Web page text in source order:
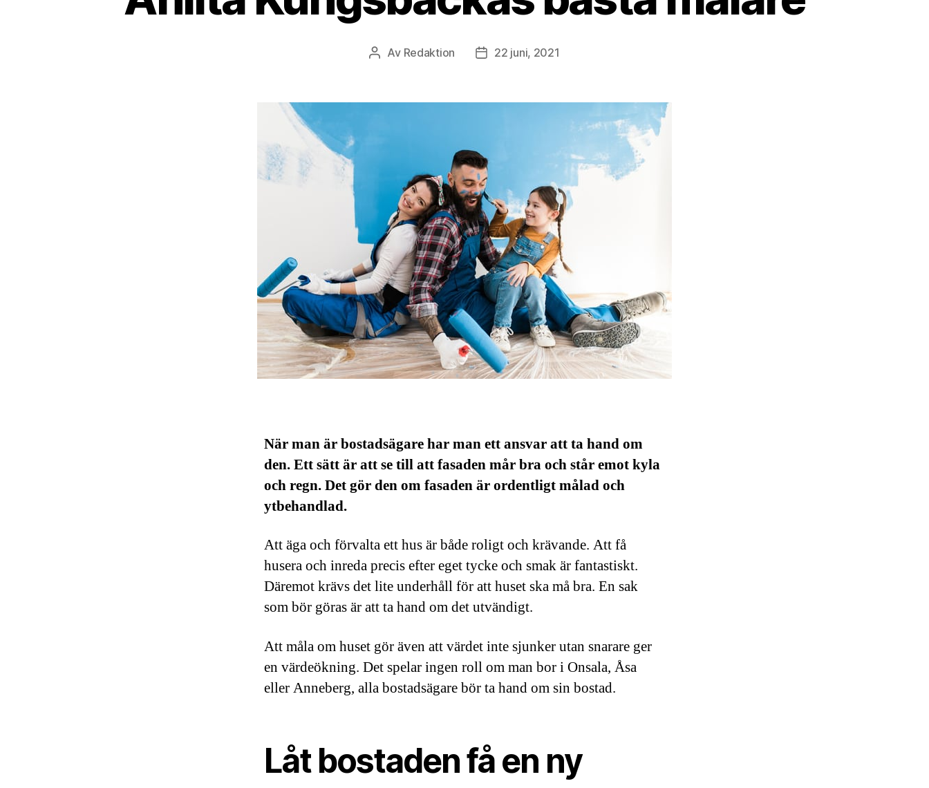
Inläggsförfattare
Av Redaktion Inläggsdatum
22 juni, 2021
När man är bostadsägare har man ett ansvar att ta hand om
den. Ett sätt är att se till att fasaden mår bra och står emot kyla
och regn. Det gör den om fasaden är ordentligt målad och
ytbehandlad.
Att äga och förvalta ett hus är både roligt och krävande. Att få
husera och inreda precis efter eget tycke och smak är fantastiskt.
Däremot krävs det lite underhåll för att huset ska må bra. En sak
som bör göras är att ta hand om det utvändigt.
Att måla om huset gör även att värdet inte sjunker utan snarare ger
en värdeökning. Det spelar ingen roll om man bor i Onsala, Åsa
eller Anneberg, alla bostadsägare bör ta hand om sin bostad.
Låt bostaden få en ny